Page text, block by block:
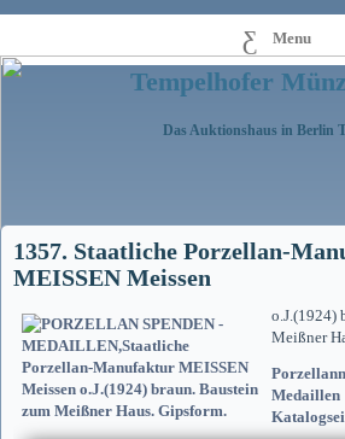
Menu
Tempelhofer
Das Auktionshaus in Berlin
1357. Staatliche Porzellan-
MEISSEN Meissen
o.J.(1924)
Meißner
Medaillen